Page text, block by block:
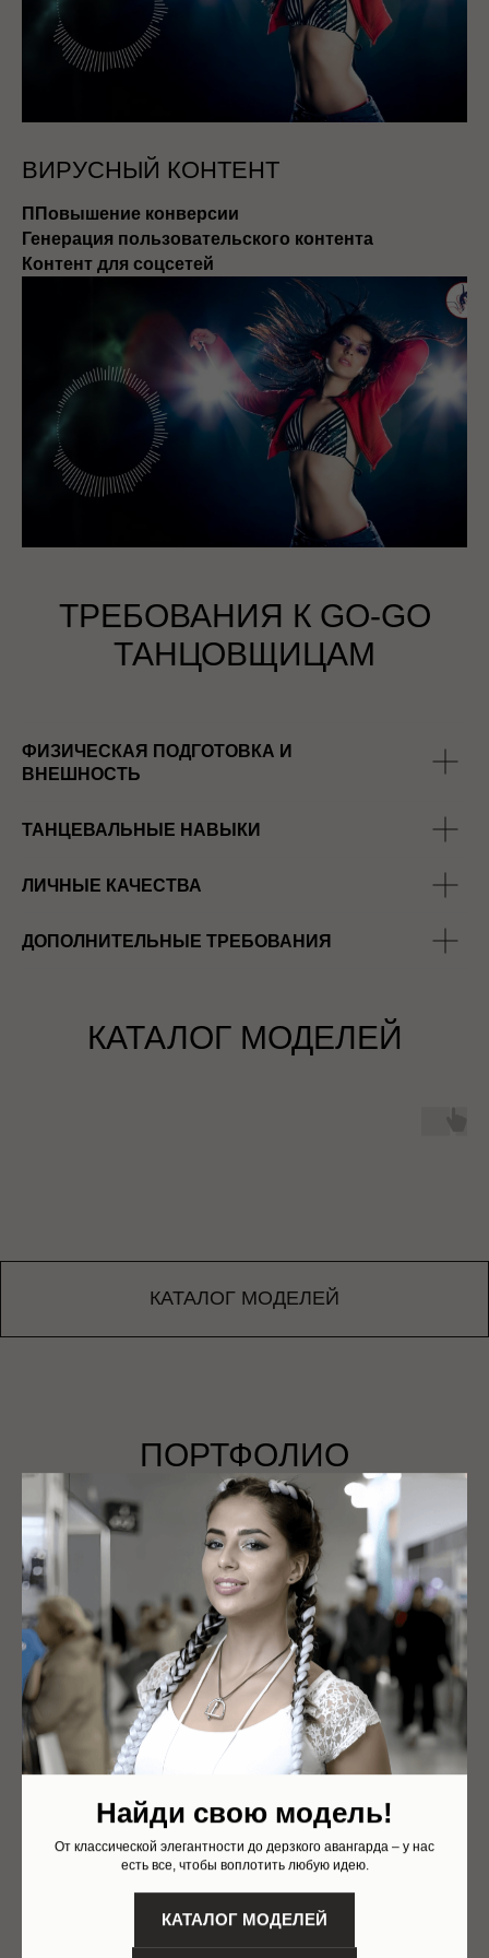
ВИРУСНЫЙ КОНТЕНТ
ППовышение конверсии
Генерация пользовательского контента
Контент для соцсетей
ТРЕБОВАНИЯ К GO-GO
ТАНЦОВЩИЦАМ
ФИЗИЧЕСКАЯ ПОДГОТОВКА И
ВНЕШНОСТЬ
ТАНЦЕВАЛЬНЫЕ НАВЫКИ
ЛИЧНЫЕ КАЧЕСТВА
ДОПОЛНИТЕЛЬНЫЕ ТРЕБОВАНИЯ
КАТАЛОГ МОДЕЛЕЙ
КАТАЛОГ МОДЕЛЕЙ
ПОРТФОЛИО
Найди свою модель!
От классической элегантности до дерзкого авангарда – у нас
есть все, чтобы воплотить любую идею.
КАТАЛОГ МОДЕЛЕЙ